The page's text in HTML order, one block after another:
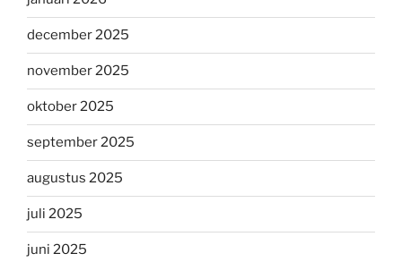
december 2025
november 2025
oktober 2025
september 2025
augustus 2025
juli 2025
juni 2025